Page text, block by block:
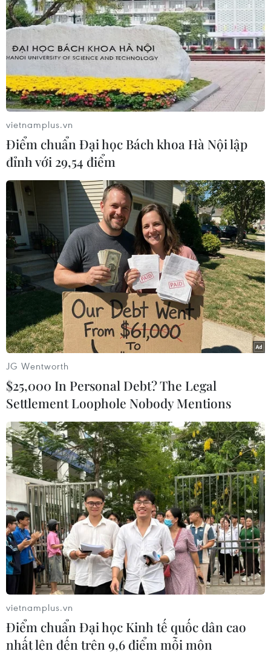
đoán đối với việc nới lỏng chính
sách tiền tệ của Fed, trong đó
nhiều người còn cho rằng sẽ
không có đợt hạ lãi suất nào trước
năm 2025.
#Chứng khoán Mỹ
#Chứng khoán Phố Wall
Theo dõi VietnamPlus
TIN LIÊN QUAN
vietnamplus.vn
Điểm chuẩn Đại học Bách khoa Hà Nội lập
đỉnh với 29,54 điểm
JG Wentworth
$25,000 In Personal Debt? The Legal
Settlement Loophole Nobody Mentions
vietnamplus.vn
Điểm chuẩn Đại học Kinh tế quốc dân cao
nhất lên đến trên 9,6 điểm mỗi môn